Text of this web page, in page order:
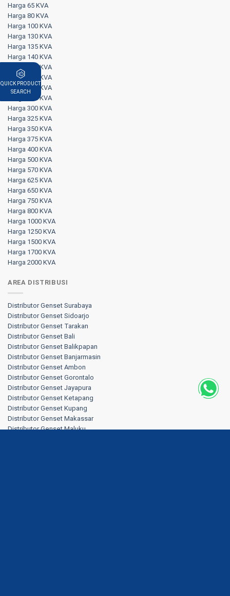
Harga 65 KVA
Harga 80 KVA
Harga 100 KVA
Harga 130 KVA
Harga 135 KVA
Harga 140 KVA
Harga 150 KVA
Harga 180 KVA
Harga 200 KVA
Harga 250 KVA
Harga 300 KVA
Harga 325 KVA
Harga 350 KVA
Harga 375 KVA
Harga 400 KVA
Harga 500 KVA
Harga 570 KVA
Harga 625 KVA
Harga 650 KVA
Harga 750 KVA
Harga 800 KVA
Harga 1000 KVA
Harga 1250 KVA
Harga 1500 KVA
Harga 1700 KVA
Harga 2000 KVA
AREA DISTRIBUSI
Distributor Genset Surabaya
Distributor Genset Sidoarjo
Distributor Genset Tarakan
Distributor Genset Bali
Distributor Genset Balikpapan
Distributor Genset Banjarmasin
Distributor Genset Ambon
Distributor Genset Gorontalo
Distributor Genset Jayapura
Distributor Genset Ketapang
Distributor Genset Kupang
Distributor Genset Makassar
Distributor Genset Maluku
QUICK PRODUCT
SEARCH